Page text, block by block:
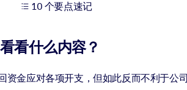
10 个要点速记
看看什么内容？
资金应对各项开支，但如此反而不利于公